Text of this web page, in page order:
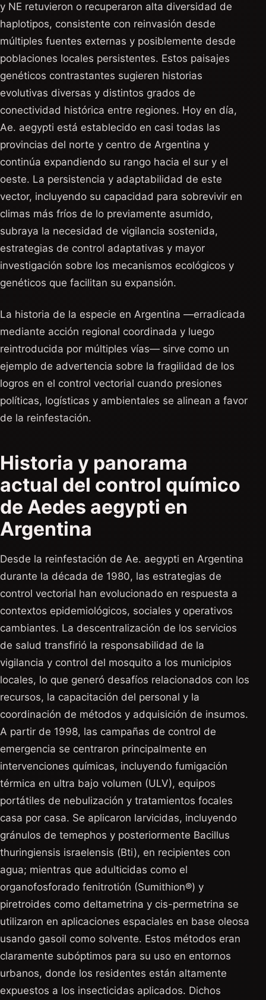
y NE retuvieron o recuperaron alta diversidad de
haplotipos, consistente con reinvasión desde
múltiples fuentes externas y posiblemente desde
poblaciones locales persistentes. Estos paisajes
genéticos contrastantes sugieren historias
evolutivas diversas y distintos grados de
conectividad histórica entre regiones. Hoy en día,
Ae. aegypti está establecido en casi todas las
provincias del norte y centro de Argentina y
continúa expandiendo su rango hacia el sur y el
oeste. La persistencia y adaptabilidad de este
vector, incluyendo su capacidad para sobrevivir en
climas más fríos de lo previamente asumido,
subraya la necesidad de vigilancia sostenida,
estrategias de control adaptativas y mayor
investigación sobre los mecanismos ecológicos y
genéticos que facilitan su expansión.
La historia de la especie en Argentina —erradicada
mediante acción regional coordinada y luego
reintroducida por múltiples vías— sirve como un
ejemplo de advertencia sobre la fragilidad de los
logros en el control vectorial cuando presiones
políticas, logísticas y ambientales se alinean a favor
de la reinfestación.
Historia y panorama
actual del control químico
de Aedes aegypti en
Argentina
Desde la reinfestación de Ae. aegypti en Argentina
durante la década de 1980, las estrategias de
control vectorial han evolucionado en respuesta a
contextos epidemiológicos, sociales y operativos
cambiantes. La descentralización de los servicios
de salud transfirió la responsabilidad de la
vigilancia y control del mosquito a los municipios
locales, lo que generó desafíos relacionados con los
recursos, la capacitación del personal y la
coordinación de métodos y adquisición de insumos.
A partir de 1998, las campañas de control de
emergencia se centraron principalmente en
intervenciones químicas, incluyendo fumigación
térmica en ultra bajo volumen (ULV), equipos
portátiles de nebulización y tratamientos focales
casa por casa. Se aplicaron larvicidas, incluyendo
gránulos de temephos y posteriormente Bacillus
thuringiensis israelensis (Bti), en recipientes con
agua; mientras que adulticidas como el
organofosforado fenitrotión (Sumithion®) y
piretroides como deltametrina y cis-permetrina se
utilizaron en aplicaciones espaciales en base oleosa
usando gasoil como solvente. Estos métodos eran
claramente subóptimos para su uso en entornos
urbanos, donde los residentes están altamente
expuestos a los insecticidas aplicados. Dichos